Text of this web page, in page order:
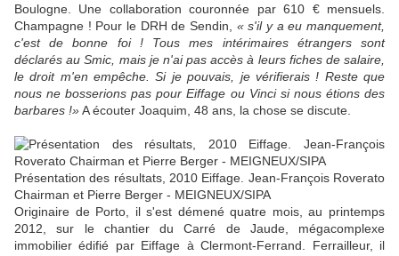
Boulogne. Une collaboration couronnée par 610 € mensuels.
Champagne ! Pour le DRH de Sendin, « s'il y a eu manquement,
c'est de bonne foi ! Tous mes intérimaires étrangers sont
déclarés au Smic, mais je n'ai pas accès à leurs fiches de salaire,
le droit m'en empêche. Si je pouvais, je vérifierais ! Reste que
nous ne bosserions pas pour Eiffage ou Vinci si nous étions des
barbares !»A écouter Joaquim, 48 ans, la chose se discute.
Présentation des résultats, 2010 Eiffage. Jean-François Roverato
Chairman et Pierre Berger - MEIGNEUX/SIPA
Originaire de Porto, il s'est démené quatre mois, au printemps
2012, sur le chantier du Carré de Jaude, mégacomplexe
immobilier édifié par Eiffage à Clermont-Ferrand. Ferrailleur, il